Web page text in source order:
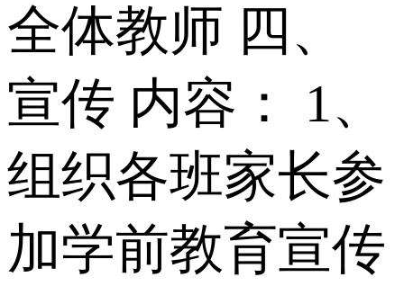
全体教师 四、
宣传 内容： 1、
组织各班家长参
加学前教育宣传